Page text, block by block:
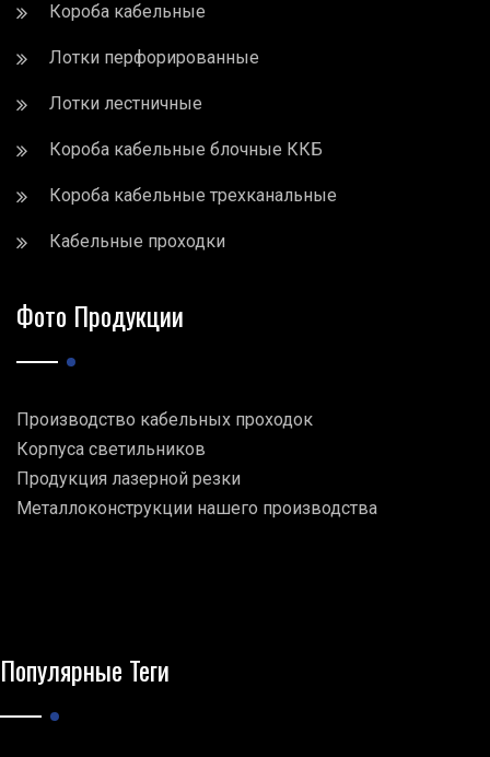
Короба кабельные
Лотки перфорированные
Лотки лестничные
Короба кабельные блочные ККБ
Короба кабельные трехканальные
Кабельные проходки
Фото Продукции
Производство кабельных проходок
Корпуса светильников
Продукция лазерной резки
Металлоконструкции нашего производства
Популярные Теги